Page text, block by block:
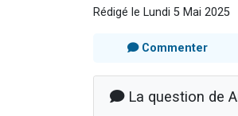
Rédigé le Lundi 5 Mai 2025
Commenter
La question de